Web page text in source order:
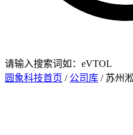
请输入搜索词如：eVTOL
圆象科技首页 / 公司库 / 苏州